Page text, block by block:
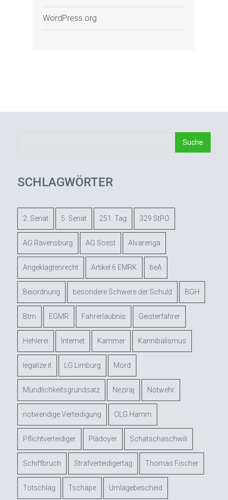
WordPress.org
SCHLAGWÖRTER
2. Senat 5. Senat 251. Tag 329 StPO
AG Ravensburg AG Soest Alvarenga
Angeklagtenrecht Artikel 6 EMRK beA
Beiordnung besondere Schwere der Schuld BGH
Btm EGMR Fahrerlaubnis Geisterfahrer
Hehlerei Internet Kammer Kannibalismus
legalize it LG Limburg Mord
Mündlichkeitsgrundsatz Neziraj Notwehr
notwendige Verteidigung OLG Hamm
Pflichtverteidiger Plädoyer Schatschaschwili
Schiffbruch Strafverteidigertag Thomas Fischer
Totschlag Tschäpe Umlagebescheid